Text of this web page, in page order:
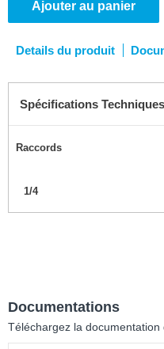
Ajouter au panier
Details du produit
Spécifications Techniques
Raccords
1/4
Documentations
Téléchargez la documentation